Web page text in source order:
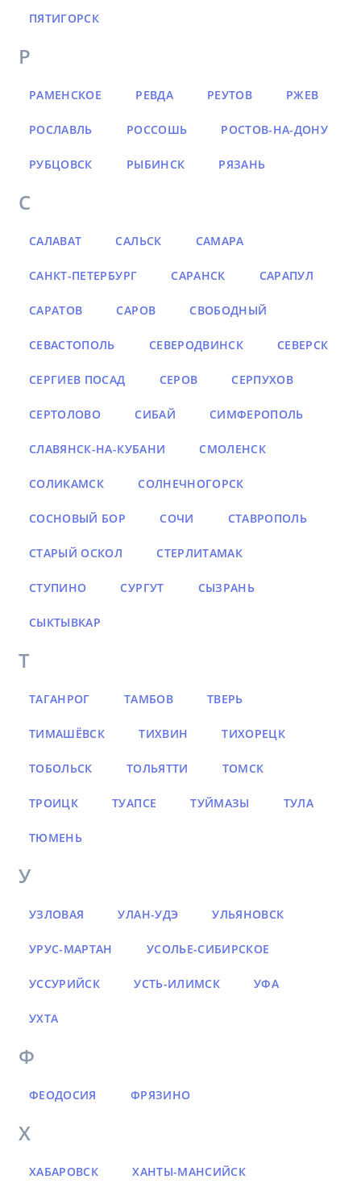
ПЯТИГОРСК
Р
РАМЕНСКОЕ РЕВДА РЕУТОВ РЖЕВ
РОСЛАВЛЬ РОССОШЬ РОСТОВ-НА-ДОНУ
РУБЦОВСК РЫБИНСК РЯЗАНЬ
С
САЛАВАТ САЛЬСК САМАРА
САНКТ-ПЕТЕРБУРГ САРАНСК САРАПУЛ
САРАТОВ САРОВ СВОБОДНЫЙ
СЕВАСТОПОЛЬ СЕВЕРОДВИНСК СЕВЕРСК
СЕРГИЕВ ПОСАД СЕРОВ СЕРПУХОВ
СЕРТОЛОВО СИБАЙ СИМФЕРОПОЛЬ
СЛАВЯНСК-НА-КУБАНИ СМОЛЕНСК
СОЛИКАМСК СОЛНЕЧНОГОРСК
СОСНОВЫЙ БОР СОЧИ СТАВРОПОЛЬ
СТАРЫЙ ОСКОЛ СТЕРЛИТАМАК
СТУПИНО СУРГУТ СЫЗРАНЬ
СЫКТЫВКАР
Т
ТАГАНРОГ ТАМБОВ ТВЕРЬ
ТИМАШЁВСК ТИХВИН ТИХОРЕЦК
ТОБОЛЬСК ТОЛЬЯТТИ ТОМСК
ТРОИЦК ТУАПСЕ ТУЙМАЗЫ ТУЛА
ТЮМЕНЬ
У
УЗЛОВАЯ УЛАН-УДЭ УЛЬЯНОВСК
УРУС-МАРТАН УСОЛЬЕ-СИБИРСКОЕ
УССУРИЙСК УСТЬ-ИЛИМСК УФА
УХТА
Ф
ФЕОДОСИЯ ФРЯЗИНО
Х
ХАБАРОВСК ХАНТЫ-МАНСИЙСК